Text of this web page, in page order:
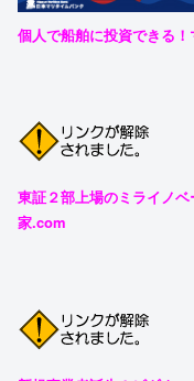
個人で船舶に投資できる
東証２部上場のミライノ
家.com